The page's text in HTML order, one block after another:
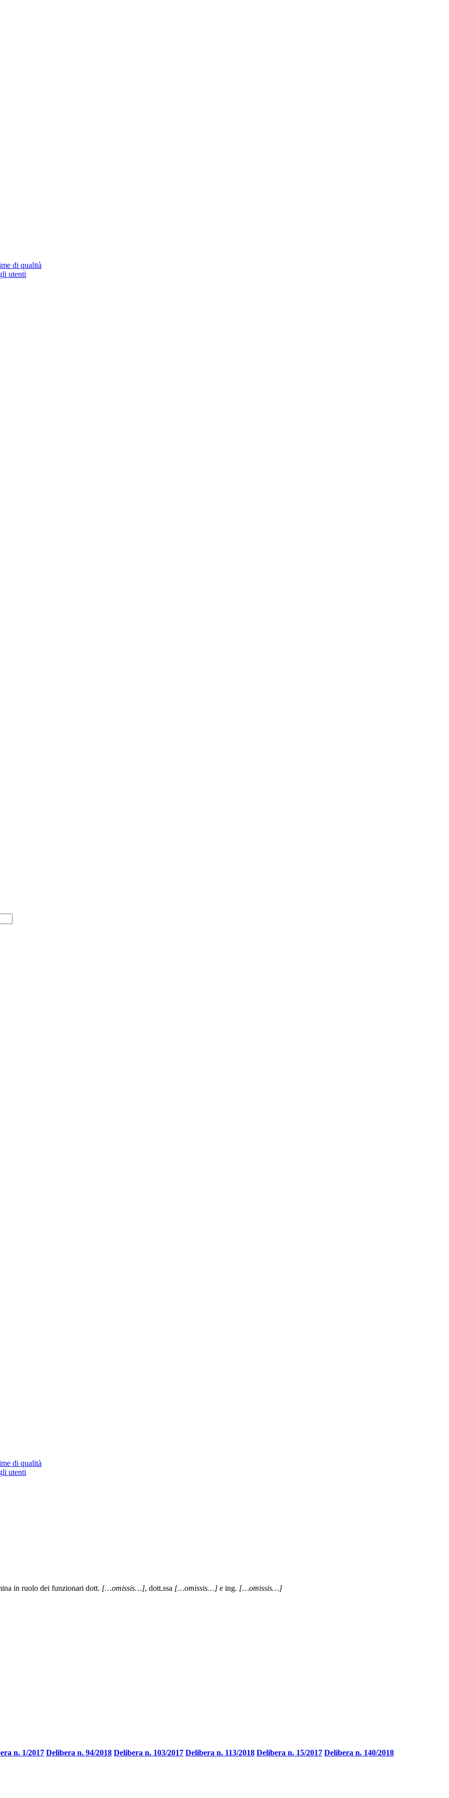
di qualità
utenti
di qualità
utenti
in ruolo dei funzionari dott. […omissis…], dott.ssa […omissis…] e ing. […omissis…]
n. 1/2017 Delibera n. 94/2018 Delibera n. 103/2017 Delibera n. 113/2018 Delibera n. 15/2017 Delibera n. 140/2018